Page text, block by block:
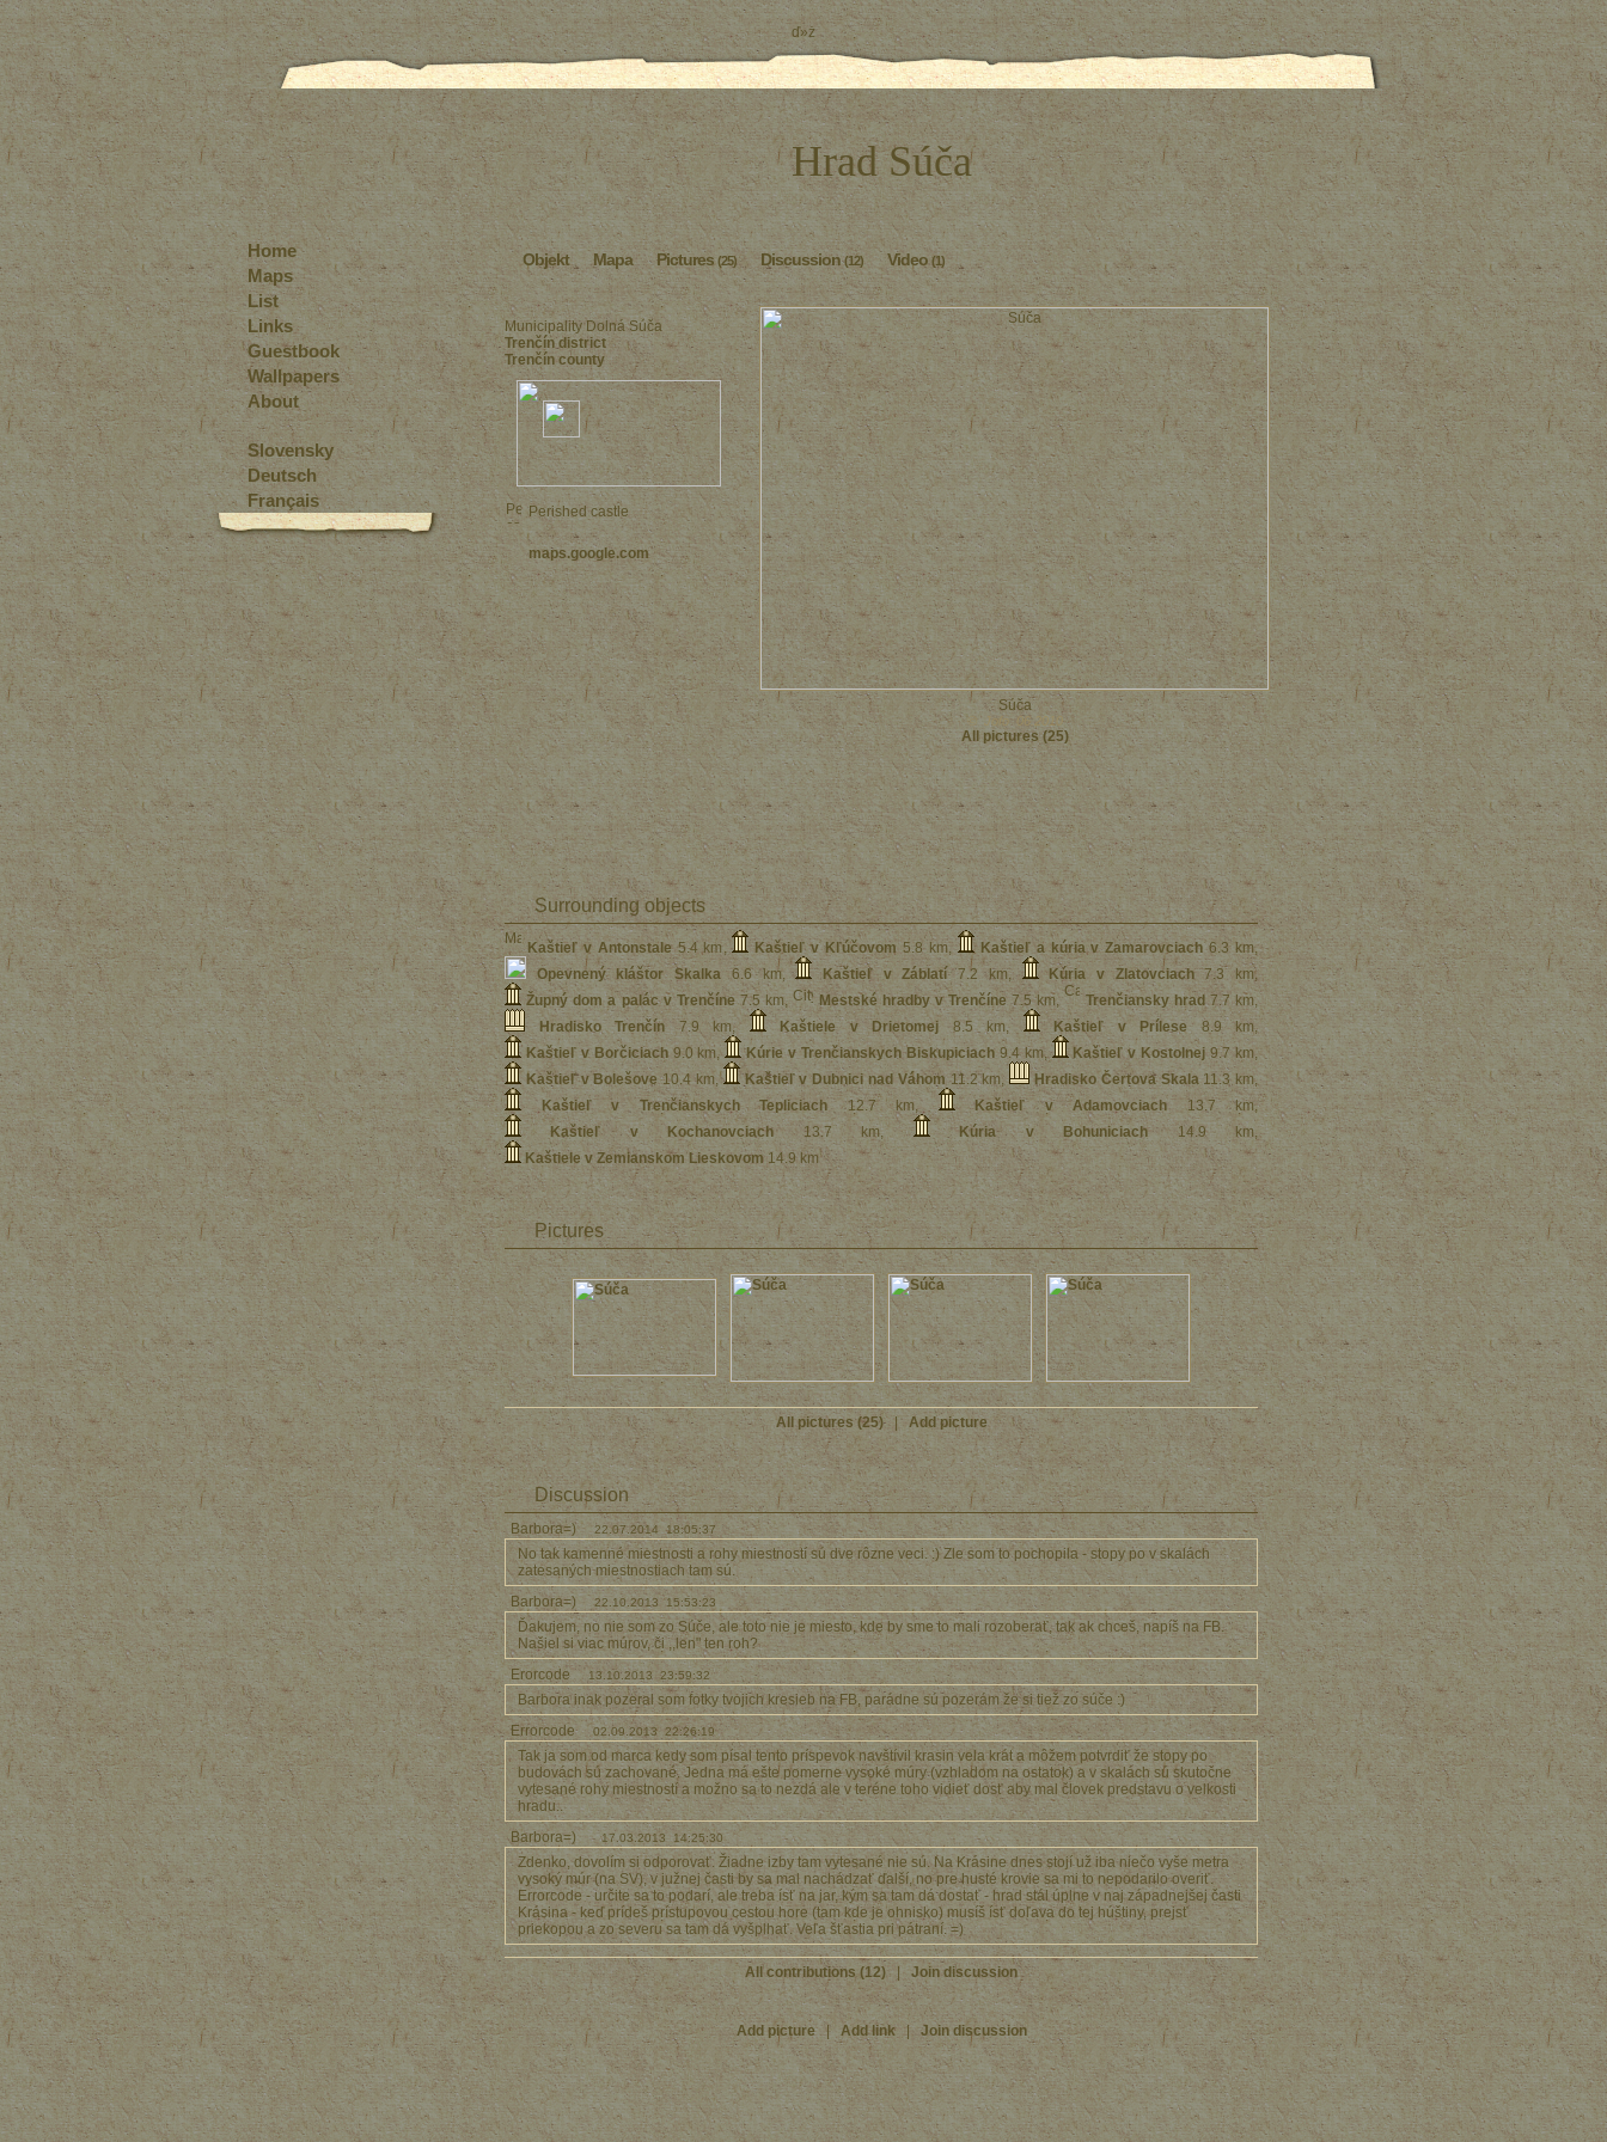
ď»ż
Hrad Súča
Objekt Mapa Pictures(25) Discussion(12) Video (1)
Municipality Dolná Súča
Trenčín district
Trenčín county
Perished castle
maps.google.com
Súča
© Jofo 06.2010
All pictures (25)
Surrounding objects
Kaštieľ v Antonstale5.4 km , Kaštieľ v Kľúčovom 5.8 km, Kaštieľ a kúria v Zamarovciach6.3 km,
Opevnený kláštor Skalka 6.6 km, Kaštieľ v Záblatí7.2 km, Kúria v Zlatovciach7.3 km,
Župný dom a palác v Trenčíne7.5 km, Mestské hradby v Trenčíne7.5 km, Trenčiansky hrad 7.7 km,
Hradisko Trenčín 7.9 km, Kaštiele v Drietomej 8.5 km, Kaštieľ v Prílese8.9 km,
Kaštieľ v Borčiciach9.0 km, Kúrie v Trenčianskych Biskupiciach9.4 km, Kaštieľ v Kostolnej 9.7 km,
Kaštieľ v Bolešove 10.4 km, Kaštieľ v Dubnici nad Váhom 11.2 km, Hradisko Čertova Skala11.3 km,
Kaštieľ v Trenčianskych Tepliciach 12.7 km, Kaštieľ v Adamovciach 13.7 km,
Kaštieľ v Kochanovciach13.7 km, Kúria v Bohuniciach14.9 km,
Kaštiele v Zemianskom Lieskovom 14.9 km
Pictures
All pictures (25)|Add picture
Discussion
Barbora=)22.07.2014 18:05:37
No tak kamenné miestnosti a rohy miestností sú dve rôzne veci. :) Zle som to pochopila - stopy po v skalách
zatesaných miestnostiach tam sú.
Barbora=)
22.10.2013 15:53:23
Ďakujem, no nie som zo Súče, ale toto nie je miesto, kde by sme to mali rozoberať, tak ak chceš, napíš na FB.
Našiel si viac múrov, či ,,len" ten roh?
Erorcode 13.10.2013 23:59:32
Barbora inak pozeral som fotky tvojich kresieb na FB, parádne sú pozerám že si tiež zo súče :)
Errorcode
02.09.2013 22:26:19
Tak ja som od marca kedy som písal tento príspevok navštívil krasin vela krát a môžem potvrdiť že stopy po
budovách sú zachované. Jedna má ešte pomerne vysoké múry (vzhladom na ostatok) a v skalách sú skutočne
vytesané rohy miestností a možno sa to nezdá ale v teréne toho vidieť dosť aby mal človek predstavu o velkosti
hradu..
Barbora=)
17.03.2013 14:25:30
Zdenko, dovolím si odporovať. Žiadne izby tam vytesané nie sú. Na Krásine dnes stojí už iba niečo vyše metra
vysoký múr (na SV), v južnej časti by sa mal nachádzať ďalší, no pre husté krovie sa mi to nepodarilo overiť.
Errorcode - určite sa to podarí, ale treba ísť na jar, kým sa tam dá dostať - hrad stál úplne v naj západnejšej časti
Krásina - keď prídeš prístupovou cestou hore (tam kde je ohnisko) musíš ísť doľava do tej húštiny, prejsť
priekopou a zo severu sa tam dá vyšplhať. Veľa šťastia pri pátraní. =)
All contributions (12) | Join discussion
Add picture| Add link|Join discussion
Home
Maps
List
Links
Guestbook
Wallpapers
About
Slovensky
Deutsch
Français